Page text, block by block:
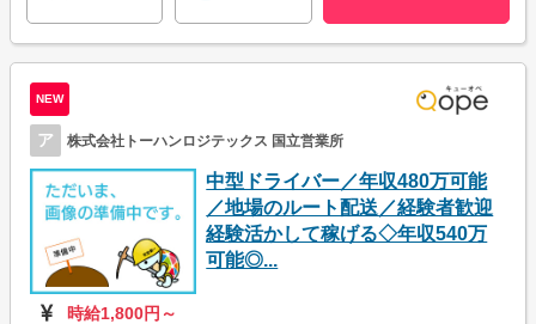
NEW
ア 株式会社トーハンロジテックス 国立営業所
中型ドライバー／年収480万可能
／地場のルート配送／経験者歓迎
経験活かして稼げる◇年収540万
可能◎...
時給1,800円～